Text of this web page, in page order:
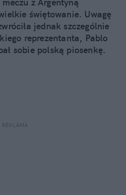
świętowanie. Uwagę
jednak szczególnie
reprezentanta, Pablo
sobie polską piosenkę.
REKLAMA